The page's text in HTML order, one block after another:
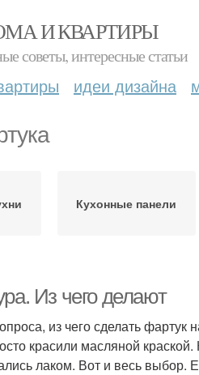
И КВАРТИРЫ
советы, интересные статьи
идеи дизайна
Кухонные панели
Из чего делают
из чего сделать фартук
красили масляной
лаком. Вот и весь выбор.